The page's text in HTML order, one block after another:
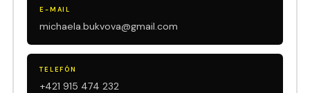
E-MAIL
michaela.bukvova@gmail.com
TELEFÓN
+421 915 474 232